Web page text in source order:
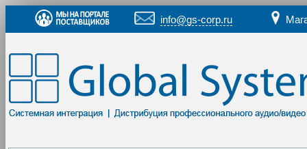
info@gs-corp.ru